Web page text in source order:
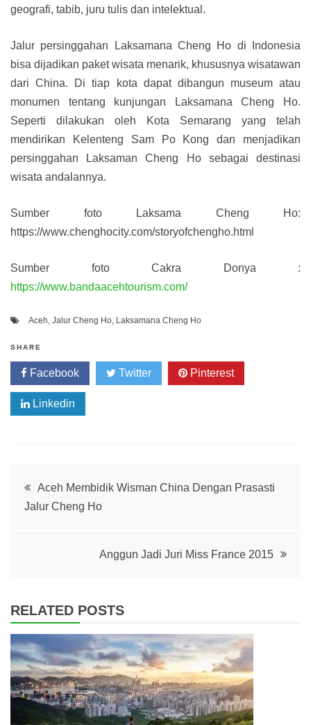
geografi, tabib, juru tulis dan intelektual.
Jalur persinggahan Laksamana Cheng Ho di Indonesia
bisa dijadikan paket wisata menarik, khususnya wisatawan
dari China. Di tiap kota dapat dibangun museum atau
monumen tentang kunjungan Laksamana Cheng Ho.
Seperti dilakukan oleh Kota Semarang yang telah
mendirikan Kelenteng Sam Po Kong dan menjadikan
persinggahan Laksaman Cheng Ho sebagai destinasi
wisata andalannya.
Sumber foto Laksama Cheng Ho:
https://www.chenghocity.com/storyofchengho.html
Sumber foto Cakra Donya :
https://www.bandaacehtourism.com/
Aceh, Jalur Cheng Ho, Laksamana Cheng Ho
SHARE
Facebook Twitter Pinterest
Linkedin
Post
navigation
Aceh Membidik Wisman China Dengan Prasasti
Jalur Cheng Ho
Anggun Jadi Juri Miss France 2015
RELATED POSTS